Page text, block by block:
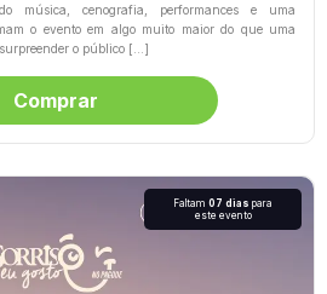
música, cenografia, performances e uma
o evento em algo muito maior do que uma
o público […]
Comprar
Faltam 07 dias para
este evento